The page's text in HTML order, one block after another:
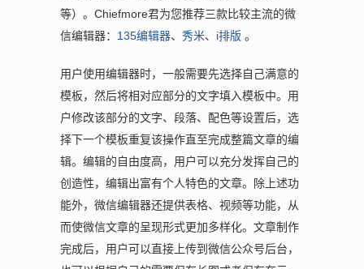
等）。Chiefmore君为您推荐三款比较主流的微
信编辑器： 135编辑器、 秀米、 i排版 。
用户使用编辑器时，一般需要先选择自己满意的
模板，然后将相对应部分的文字填入模板中。用
户修改该部分的文字、段落、配色等设置后，选
择下一个模板重复该操作直至完成整篇文章的编
辑。编辑的自由度高，用户可以充分发挥自己的
创造性，编辑出富有个人特色的文章。除上述功
能外，微信编辑器还提供表格、视频等功能，从
而使微信文章的呈现形式更加多样化。文章制作
完成后，用户可以直接上传到微信公众号后台，